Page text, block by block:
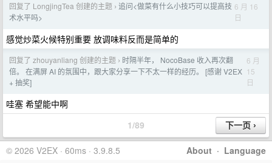
回复了 LongjingTea 创建的主题 › 追问<做菜有什么小技巧可以提高技
术水平吗>
6 月 16
日
感觉炒菜火候特别重要 放调味料反而是简单的
回复了 zhouyanliang 创建的主题 › 时隔半年， NocoBase 收入再次翻
倍。 在满屏 AI 的氛围中，跟大家分享一下不太一样的经历。 [感谢 V2EX
+ 抽奖]
6 月
15
日
哇塞 希望能中啊
1/89
About · Language
© 2026 V2EX · 60ms · 3.9.8.5